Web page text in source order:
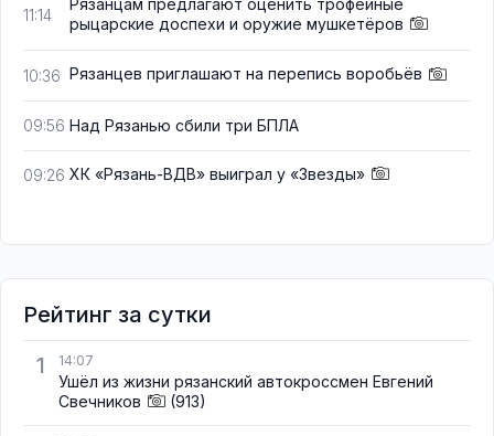
11:14
Рязанцам предлагают оценить трофейные
рыцарские доспехи и оружие мушкетёров
10:36 Рязанцев приглашают на перепись воробьёв
09:56 Над Рязанью сбили три БПЛА
09:26 ХК «Рязань-ВДВ» выиграл у «Звезды»
Рейтинг за сутки
1
14:07
Ушёл из жизни рязанский автокроссмен Евгений
Свечников
(913)